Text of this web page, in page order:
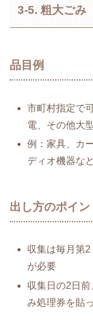
3-5. 粗大ごみ
品目例
市町村指定で
電、その他大
例：家具、カ
ディオ機器な
出し方のポイン
収集は毎月第
が必要
収集日の2日
み処理券を貼